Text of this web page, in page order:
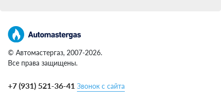
© Автомастергаз, 2007-2026.
Все права защищены.
+7 (931) 521-36-41 Звонок с сайта